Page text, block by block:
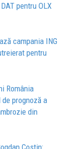
pentru OLX
campania ING
pentru
România
prognoză a
din